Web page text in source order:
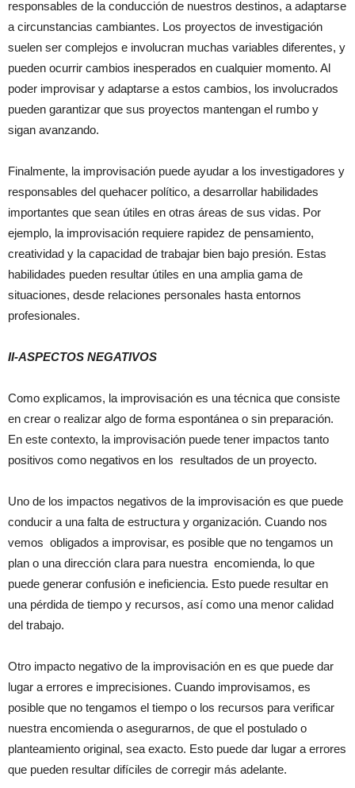
responsables de la conducción de nuestros destinos, a adaptarse
a circunstancias cambiantes. Los proyectos de investigación
suelen ser complejos e involucran muchas variables diferentes, y
pueden ocurrir cambios inesperados en cualquier momento. Al
poder improvisar y adaptarse a estos cambios, los involucrados
pueden garantizar que sus proyectos mantengan el rumbo y
sigan avanzando.
Finalmente, la improvisación puede ayudar a los investigadores y
responsables del quehacer político, a desarrollar habilidades
importantes que sean útiles en otras áreas de sus vidas. Por
ejemplo, la improvisación requiere rapidez de pensamiento,
creatividad y la capacidad de trabajar bien bajo presión. Estas
habilidades pueden resultar útiles en una amplia gama de
situaciones, desde relaciones personales hasta entornos
profesionales.
II-ASPECTOS NEGATIVOS
Como explicamos, la improvisación es una técnica que consiste
en crear o realizar algo de forma espontánea o sin preparación.
En este contexto, la improvisación puede tener impactos tanto
positivos como negativos en los resultados de un proyecto.
Uno de los impactos negativos de la improvisación es que puede
conducir a una falta de estructura y organización. Cuando nos
vemos obligados a improvisar, es posible que no tengamos un
plan o una dirección clara para nuestra encomienda, lo que
puede generar confusión e ineficiencia. Esto puede resultar en
una pérdida de tiempo y recursos, así como una menor calidad
del trabajo.
Otro impacto negativo de la improvisación en es que puede dar
lugar a errores e imprecisiones. Cuando improvisamos, es
posible que no tengamos el tiempo o los recursos para verificar
nuestra encomienda o asegurarnos, de que el postulado o
planteamiento original, sea exacto. Esto puede dar lugar a errores
que pueden resultar difíciles de corregir más adelante.